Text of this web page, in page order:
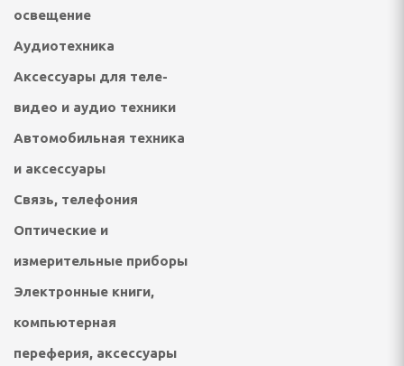
для упаковки
ДЛЯ
ОБРАБОТКИ
овощерезки
освещение
Аудиотехника
Аксессуары для теле-
видео и аудио техники
Автомобильная техника
и аксессуары
Связь, телефония
Оптические и
измерительные приборы
Электронные книги,
компьютерная
переферия, аксессуары